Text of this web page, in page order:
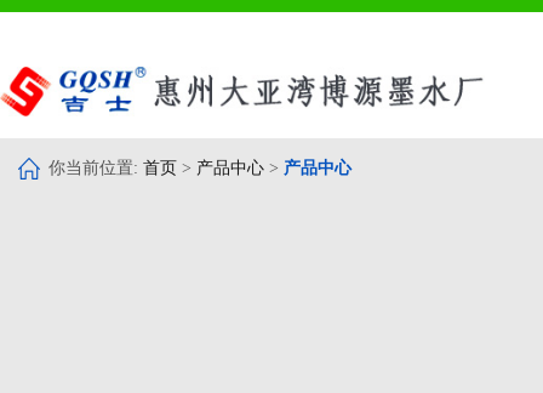
你当前位置: 首页 > 产品中心 > 产品中心